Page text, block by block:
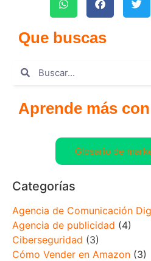
Que buscas
Aprende más
Glosario de
Categorías
Agencia de Comunicación
Agencia de publicidad (4)
Ciberseguridad (3)
Cómo Vender en Amazon (3)